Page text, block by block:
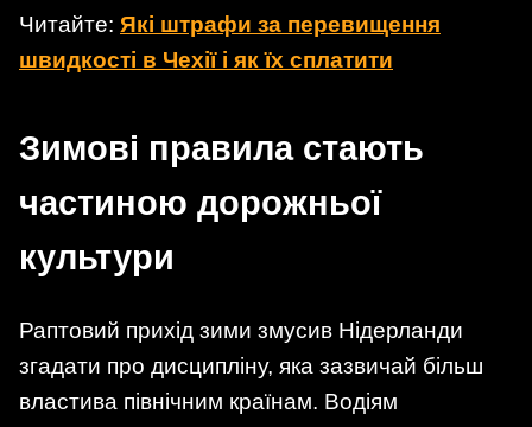
Читайте: Які штрафи за перевищення
швидкості в Чехії і як їх сплатити
Зимові правила стають
частиною дорожньої
культури
Раптовий прихід зими змусив Нідерланди
згадати про дисципліну, яка зазвичай більш
властива північним країнам. Водіям